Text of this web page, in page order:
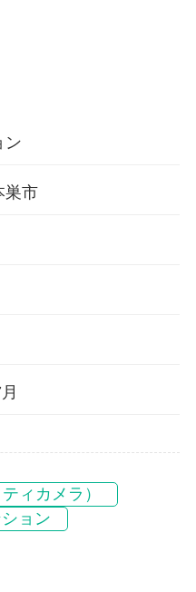
ン
巣市
ィカメラ）
ョン